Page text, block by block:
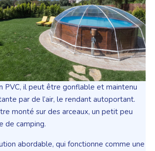
PVC, il peut être gonflable et maintenu
par de l’air, le rendant autoportant.
monté sur des arceaux, un petit peu
de camping.
abordable, qui fonctionne comme une